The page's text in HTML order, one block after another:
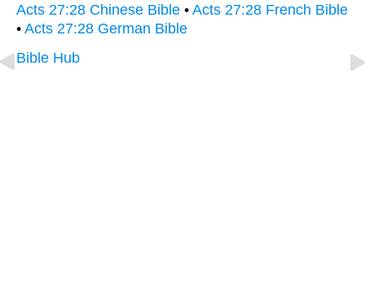
Acts 27:28 Chinese Bible • Acts 27:28 French Bible
• Acts 27:28 German Bible
Bible Hub